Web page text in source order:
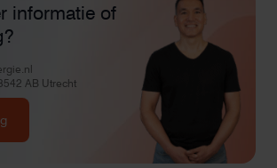
informatie of
AB Utrecht